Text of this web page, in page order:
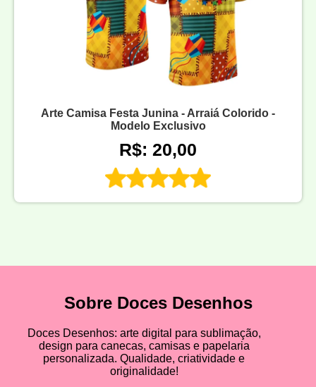
Arte Camisa Festa Junina - Arraiá Colorido -
Modelo Exclusivo
R$: 20,00
Sobre Doces Desenhos
Doces Desenhos: arte digital para sublimação,
design para canecas, camisas e papelaria
personalizada. Qualidade, criatividade e
originalidade!